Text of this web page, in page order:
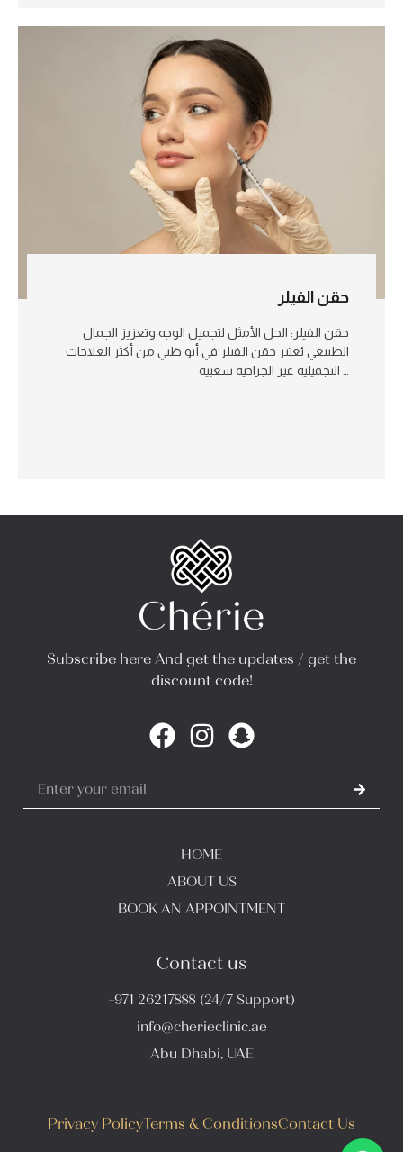
حقن الفيلر
حقن الفيلر: الحل الأمثل لتجميل الوجه وتعزيز الجمال
الطبيعي يُعتبر حقن الفيلر في أبو ظبي من أكثر العلاجات
Subscribe here And get the updates / get the
discount code!
HOME
ABOUT US
BOOK AN APPOINTMENT
Contact us
+971 26217888 (24/7 Support)
info@cherieclinic.ae
Abu Dhabi, UAE
Privacy PolicyTerms & ConditionsContact Us